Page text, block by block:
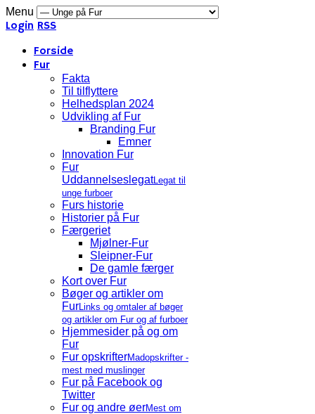
Menu
Login RSS
Forside
Fur
Fakta
Til tilflyttere
Helhedsplan 2024
Udvikling af Fur
Branding Fur
Emner
Innovation Fur
Fur
UddannelseslegatLegat til
unge furboer
Furs historie
Historier på Fur
Færgeriet
Mjølner-Fur
Sleipner-Fur
De gamle færger
Kort over Fur
Bøger og artikler om
FurLinks og omtaler af bøger
og artikler om Fur og af furboer
Hjemmesider på og om
Fur
Fur opskrifterMadopskrifter -
mest med muslinger
Fur på Facebook og
Twitter
Fur og andre øerMest om